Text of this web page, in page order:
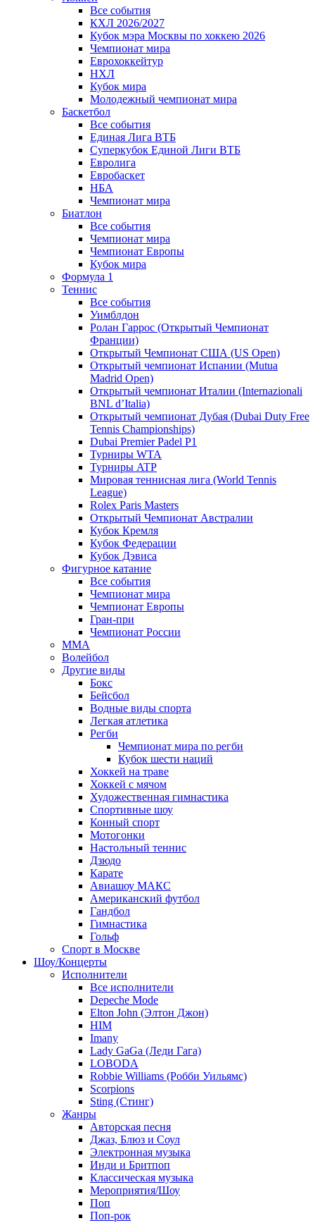
Все события
КХЛ 2026/2027
Кубок мэра Москвы по хоккею 2026
Чемпионат мира
Еврохоккейтур
НХЛ
Кубок мира
Молодежный чемпионат мира
Баскетбол
Все события
Единая Лига ВТБ
Суперкубок Единой Лиги ВТБ
Евролига
Евробаскет
НБА
Чемпионат мира
Биатлон
Все события
Чемпионат мира
Чемпионат Европы
Кубок мира
Формула 1
Теннис
Все события
Уимблдон
Ролан Гаррос (Открытый Чемпионат
Франции)
Открытый Чемпионат США (US Open)
Открытый чемпионат Испании (Mutua
Madrid Open)
Открытый чемпионат Италии (Internazionali
BNL d’Italia)
Открытый чемпионат Дубая (Dubai Duty Free
Tennis Championships)
Dubai Premier Padel P1
Турниры WTA
Турниры ATP
Мировая теннисная лига (World Tennis
League)
Rolex Paris Masters
Открытый Чемпионат Австралии
Кубок Кремля
Кубок Федерации
Кубок Дэвиса
Фигурное катание
Все события
Чемпионат мира
Чемпионат Европы
Гран-при
Чемпионат России
MMA
Волейбол
Другие виды
Бокс
Бейсбол
Водные виды спорта
Легкая атлетика
Регби
Чемпионат мира по регби
Кубок шести наций
Хоккей на траве
Хоккей с мячом
Художественная гимнастика
Спортивные шоу
Конный спорт
Мотогонки
Настольный теннис
Дзюдо
Карате
Авиашоу МАКС
Американский футбол
Гандбол
Гимнастика
Гольф
Спорт в Москве
Шоу/Концерты
Исполнители
Все исполнители
Depeche Mode
Elton John (Элтон Джон)
HIM
Imany
Lady GaGa (Леди Гага)
LOBODA
Robbie Williams (Робби Уильямс)
Scorpions
Sting (Стинг)
Жанры
Авторская песня
Джаз, Блюз и Соул
Электронная музыка
Инди и Бритпоп
Классическая музыка
Мероприятия/Шоу
Поп
Поп-рок